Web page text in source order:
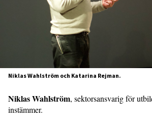
Niklas Wahlström och Katarina Rejman.
Niklas Wahlström, sektorsansvarig för
instämmer.